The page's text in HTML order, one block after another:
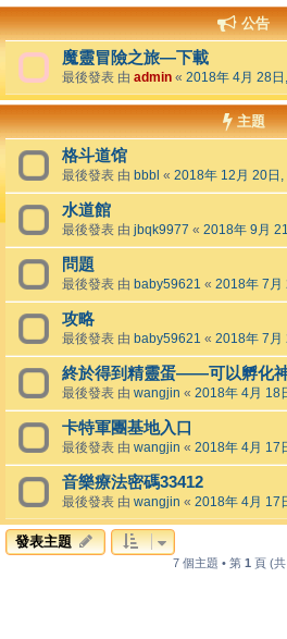
公告
魔靈冒險之旅—下載
最後發表 由 admin « 2018年 4月 28
主題
格斗道馆
最後發表 由 bbbl « 2018年 12月 20日,
水道館
最後發表 由 jbqk9977 « 2018年 9月
問題
最後發表 由 baby59621 « 2018年 7月
攻略
最後發表 由 baby59621 « 2018年 7月
終於得到精靈蛋——可以孵化神
最後發表 由 wangjin « 2018年 4月 18
卡特軍團基地入口
最後發表 由 wangjin « 2018年 4月 17
音樂療法密碼33412
最後發表 由 wangjin « 2018年 4月 17
發表主題
7 個主題 • 第 1 頁 (共